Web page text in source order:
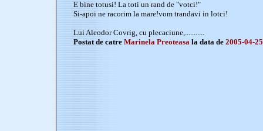
E bine totusi! La toti un rand de "votci!"
Si-apoi ne racorim la mare!vom trandavi in lotci!
Lui Aleodor Covrig, cu plecaciune,...........
Postat de catre Marinela Preoteasa la data de 2005-04-